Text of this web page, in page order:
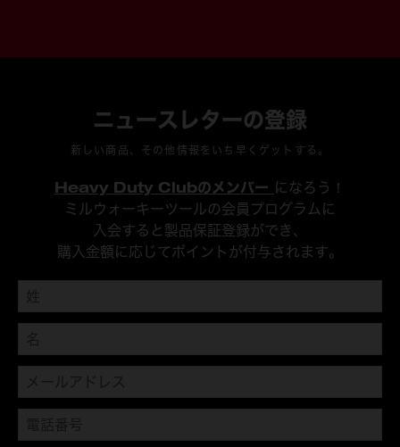
ニュースレターの登録
新しい商品、その他情報をいち早くゲットする。
Heavy Duty Clubのメンバー になろう！
ミルウォーキーツールの会員プログラムに
入会すると製品保証登録ができ、
購入金額に応じてポイントが付与されます。